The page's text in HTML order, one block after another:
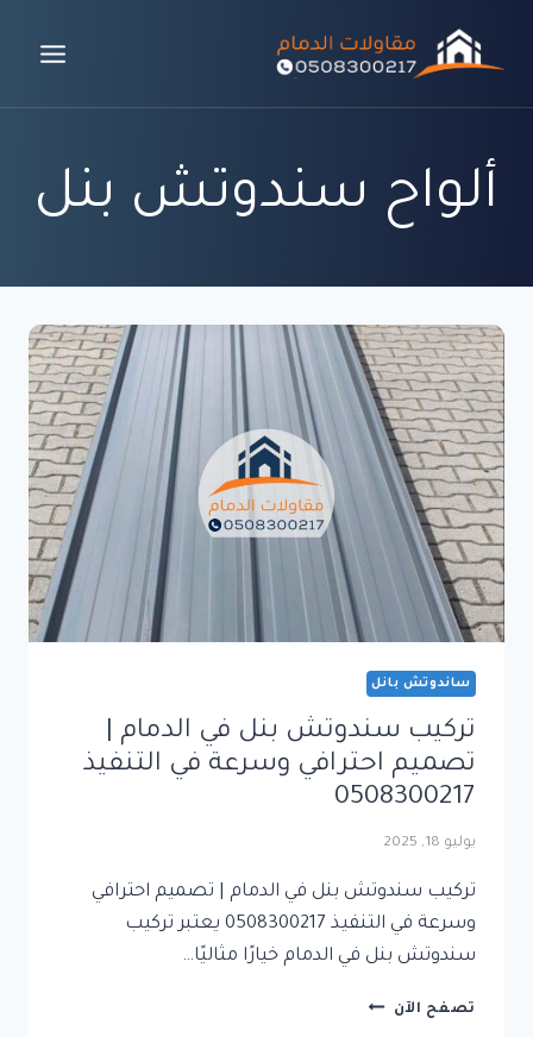
ألواح سندوتش بنل
ساندوتش بانل
تركيب سندوتش بنل في الدمام |
تصميم احترافي وسرعة في التنفيذ
0508300217
يوليو 18, 2025
تركيب سندوتش بنل في الدمام | تصميم احترافي
وسرعة في التنفيذ 0508300217 يعتبر تركيب
سندوتش بنل في الدمام خيارًا مثاليًا…
تصفح الآن تركيب